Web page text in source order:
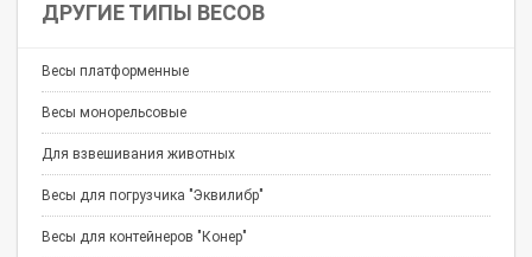
ДРУГИЕ ТИПЫ ВЕСОВ
Весы платформенные
Весы монорельсовые
Для взвешивания животных
Весы для погрузчика "Эквилибр"
Весы для контейнеров "Конер"